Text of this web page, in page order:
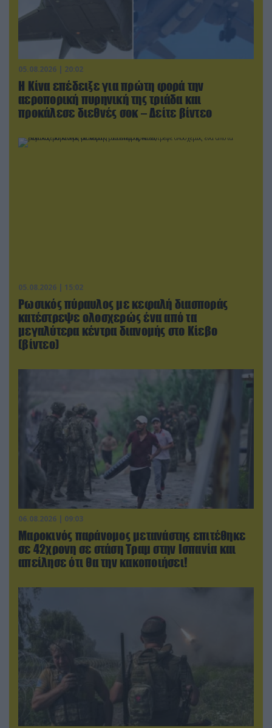
05.08.2026 | 20:02
Η Κίνα επέδειξε για πρώτη φορά την
αεροπορική πυρηνική της τριάδα και
προκάλεσε διεθνές σοκ – Δείτε βίντεο
05.08.2026 | 15:02
Ρωσικός πύραυλος με κεφαλή διασποράς
κατέστρεψε ολοσχερώς ένα από τα
μεγαλύτερα κέντρα διανομής στο Κίεβο
(βίντεο)
06.08.2026 | 09:03
Μαροκινός παράνομος μετανάστης επιτέθηκε
σε 42χρονη σε στάση Τραμ στην Ισπανία και
απείλησε ότι θα την κακοποιήσει!